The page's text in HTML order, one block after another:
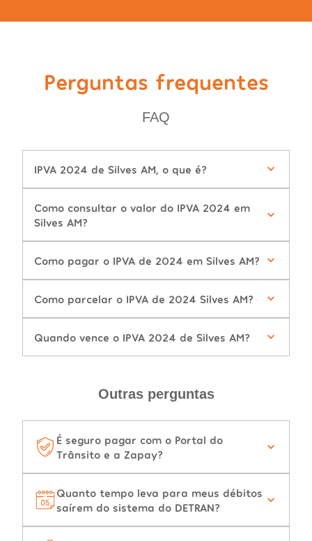
Perguntas frequentes
FAQ
IPVA 2024 de Silves AM, o que é?
Como consultar o valor do IPVA 2024 em
Silves AM?
Como pagar o IPVA de 2024 em Silves AM?
Como parcelar o IPVA de 2024 Silves AM?
Quando vence o IPVA 2024 de Silves AM?
Outras perguntas
É seguro pagar com o Portal do
Trânsito e a Zapay?
Quanto tempo leva para meus débitos
saírem do sistema do DETRAN?